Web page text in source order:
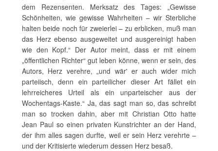
dem Rezensenten. Merksatz des Tages: „Gewisse
Schönheiten, wie gewisse Wahrheiten – wir Sterbliche
halten beide noch für zweierlei – zu erblicken, muß man
das Herz ebenso ausgeweitet und ausgereinigt haben
wie den Kopf.“ Der Autor meint, dass er mit einem
„öffentlichen Richter“ gut leben könne, wenn er sein, des
Autors, Herz verehre, „und wär' er auch wider mich
parteiisch, denn ein parteilicher dieser Art fället ein
lehrreicheres Urteil als ein unparteischer aus der
Wochentags-Kaste.“ Ja, das sagt man so, das schreibt
man so trocken dahin, aber mit Christian Otto hatte
Jean Paul so einen privaten Kunstrichter an der Hand,
der ihm alles sagen durfte, weil er sein Herz verehrte –
und der Kritisierte wiederum dessen Herz besaß.